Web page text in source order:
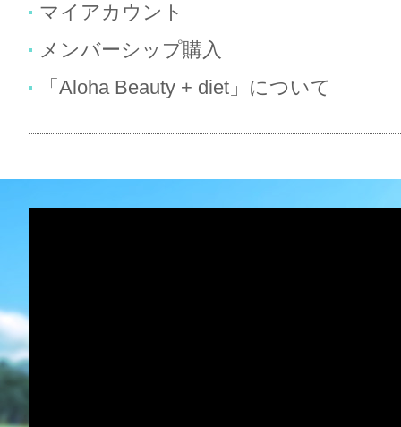
マイアカウント
メンバーシップ購入
「Aloha Beauty + diet」について